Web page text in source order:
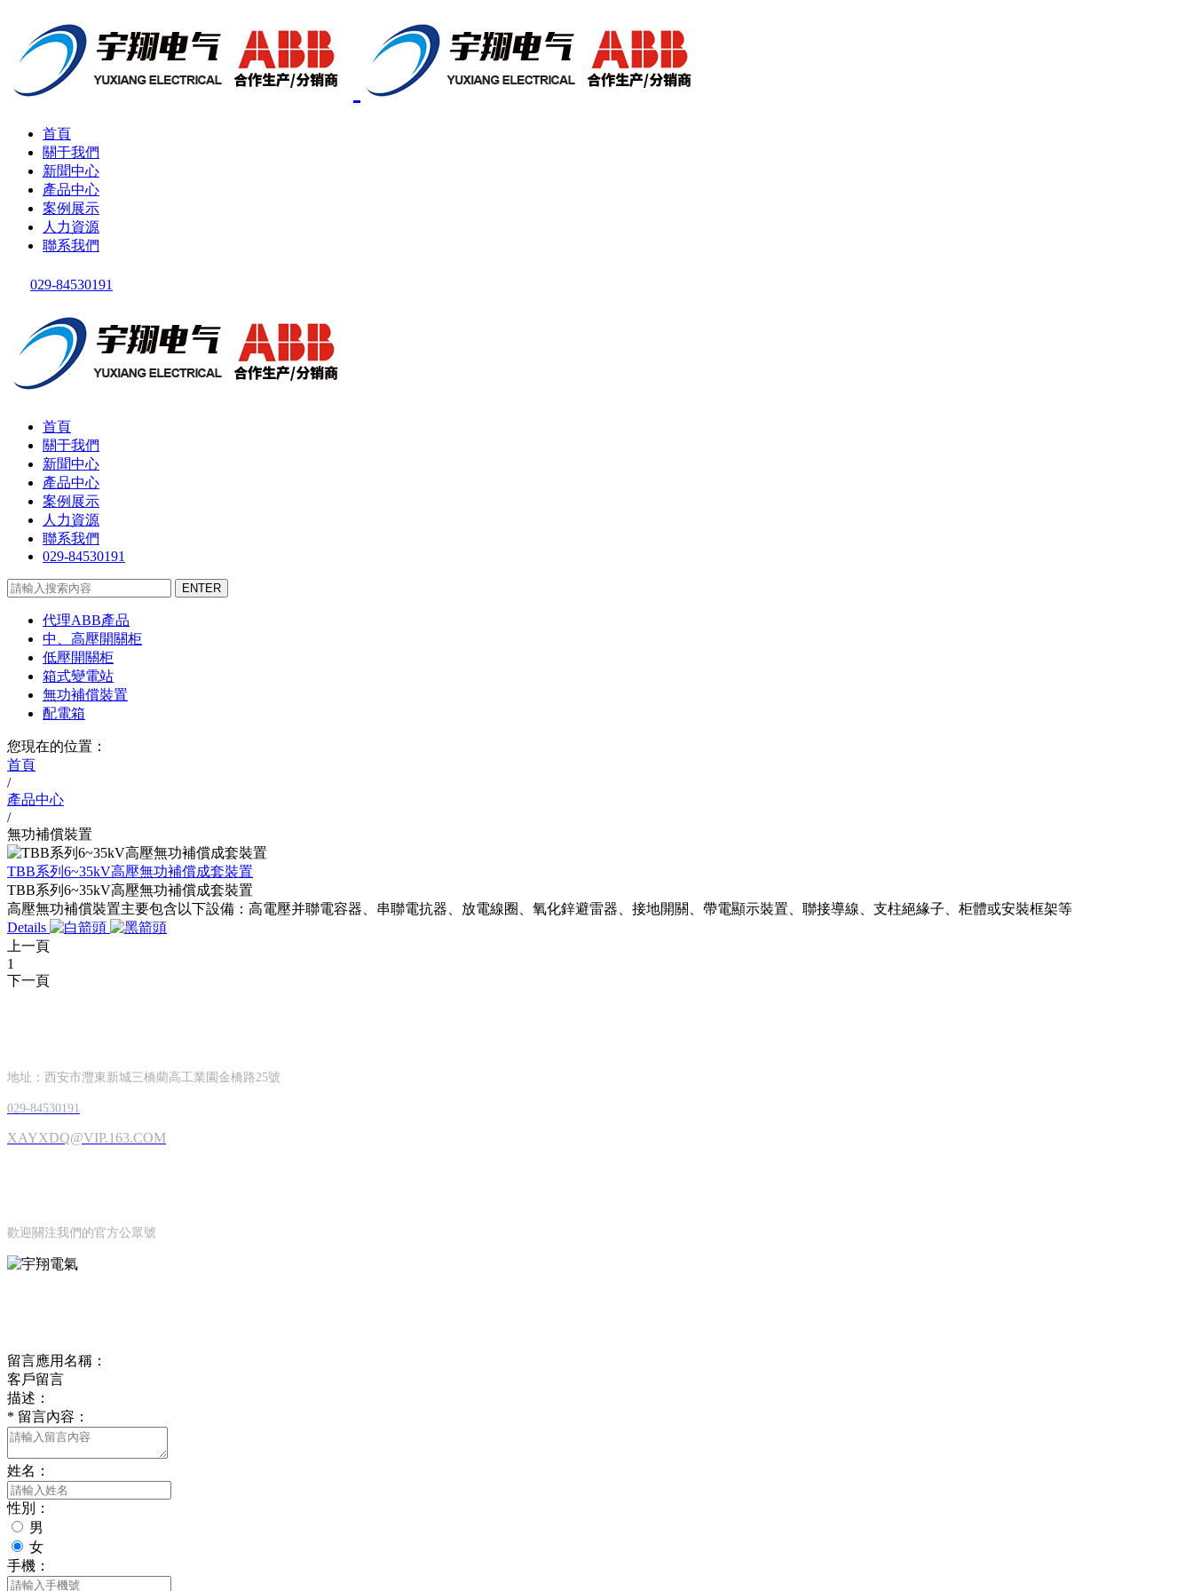
首頁
關于我們
新聞中心
產品中心
案例展示
人力資源
聯系我們
029-84530191
首頁
關于我們
新聞中心
產品中心
案例展示
人力資源
聯系我們
029-84530191
代理ABB產品
中、高壓開關柜
低壓開關柜
箱式變電站
無功補償裝置
配電箱
您現在的位置：
首頁
/
產品中心
/
無功補償裝置
TBB系列6~35kV高壓無功補償成套裝置
TBB系列6~35kV高壓無功補償成套裝置
高壓無功補償裝置主要包含以下設備：高電壓并聯電容器、串聯電抗器、放電線圈、氧化鋅避雷器、接地開關、帶電顯示裝置、聯接導線、支柱絕緣子、柜體或安裝框架等
Details
上一頁
1
下一頁
地址：西安市灃東新城三橋藺高工業園金橋路25號
029-84530191
XAYXDQ@VIP.163.COM
歡迎關注我們的官方公眾號
留言應用名稱：
客戶留言
描述：
* 留言內容：
姓名：
性別：
男
女
手機：